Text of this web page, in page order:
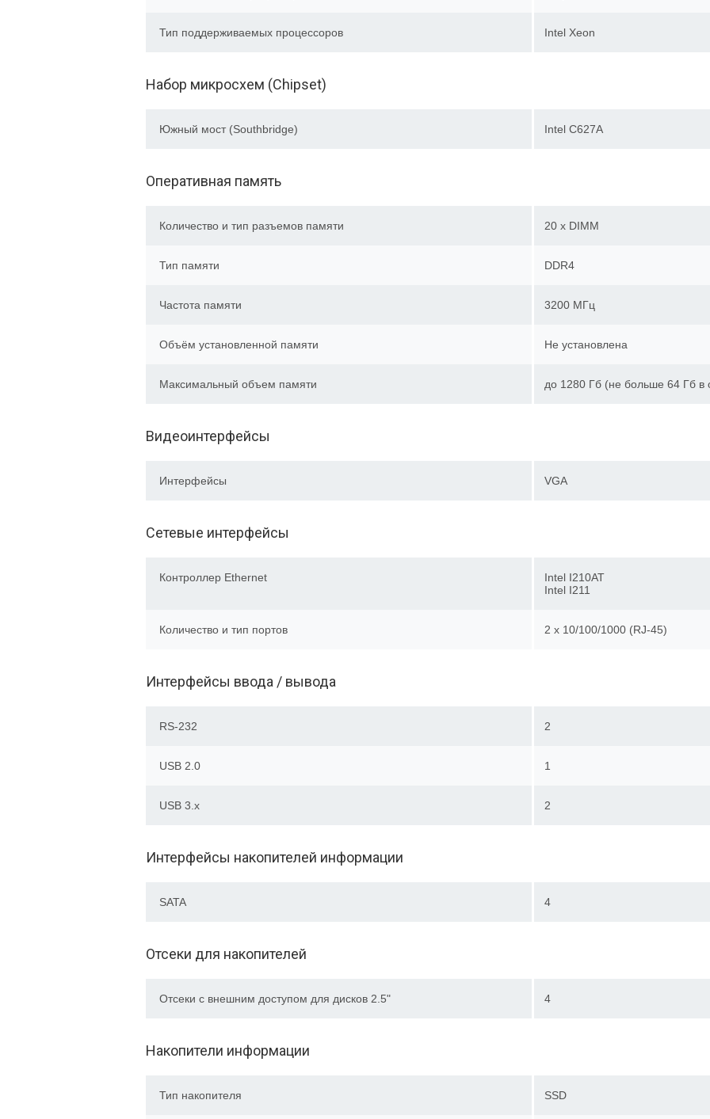
Тип поддерживаемых процессоров Intel Xeon
Набор микросхем (Chipset)
Южный мост (Southbridge) Intel C627A
Оперативная память
Количество и тип разъемов памяти 20 x DIMM
Тип памяти DDR4
Частота памяти 3200 МГц
Объём установленной памяти Не установлена
Максимальный объем памяти до 1280 Гб (не больше 64 Гб
Видеоинтерфейсы
Интерфейсы VGA
Сетевые интерфейсы
Контроллер Ethernet
Intel I210AT
Intel I211
Количество и тип портов 2 x 10/100/1000 (RJ-45)
Интерфейсы ввода / вывода
RS-232 2
USB 2.0 1
USB 3.x 2
Интерфейсы накопителей информации
SATA 4
Отсеки для накопителей
Отсеки с внешним доступом для дисков 2.5" 4
Накопители информации
Тип накопителя SSD